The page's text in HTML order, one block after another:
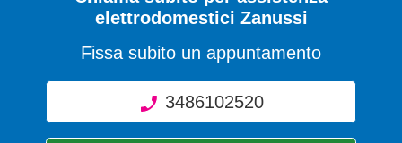
elettrodomestici Zanussi
Fissa subito un appuntamento
3486102520